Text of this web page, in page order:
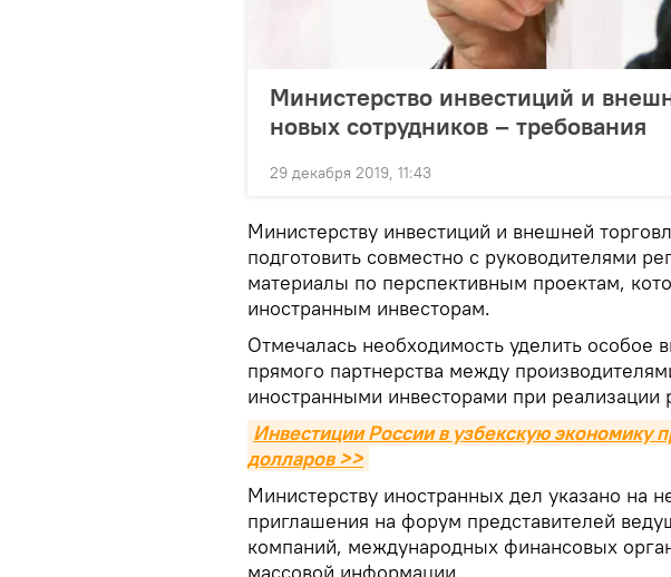
Министерство инвестиций и
новых сотрудников – требования
29 декабря 2019, 11:43
Министерству инвестиций и внешней
подготовить совместно с руководителями
материалы по перспективным проектам,
иностранным инвесторам.
Отмечалась необходимость уделить особое
прямого партнерства между
иностранными инвесторами при реализации
Инвестиции России в узбекскую экономику
долларов >>
Министерству иностранных дел указано на
приглашения на форум представителей
компаний, международных финансовых